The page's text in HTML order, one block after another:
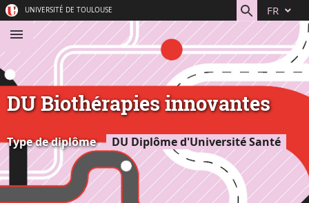
au
contenu
directs
UNIVERSITÉ DE TOULOUSE FR
DU Biothérapies innovantes
Type de diplôme DU Diplôme d'Université Santé